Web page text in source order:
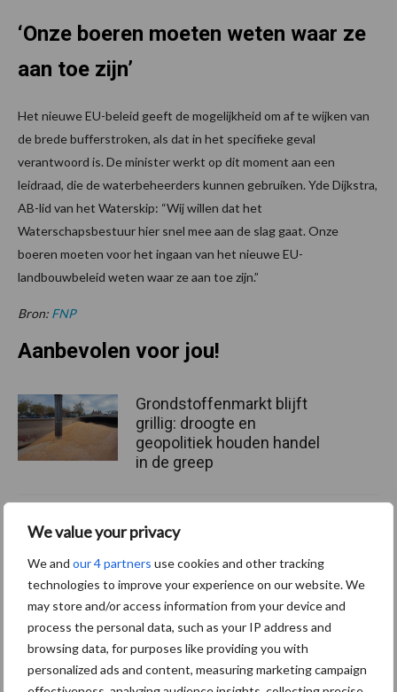
We value your privacy
We and our 4 partners use cookies and other tracking
technologies to improve your experience on our website. We
may store and/or access information from your device and
process the personal data, such as your IP address and
browsing data, for purposes like providing you with
personalized ads and content, measuring marketing campaign
‘Onze boeren moeten weten waar ze
aan toe zijn’
Het nieuwe EU-beleid geeft de mogelijkheid om af te wijken van
de brede bufferstroken, als dat in het specifieke geval
verantwoord is. De minister werkt op dit moment aan een
leidraad, die de waterbeheerders kunnen gebruiken. Yde Dijkstra,
AB-lid van het Waterskip: “Wij willen dat het
Waterschapsbestuur hier snel mee aan de slag gaat. Onze
boeren moeten voor het ingaan van het nieuwe EU-
landbouwbeleid weten waar ze aan toe zijn.”
Bron: FNP
Aanbevolen voor jou!
Grondstoffenmarkt blijft
grillig: droogte en
geopolitiek houden handel
in de greep
De speenhuid: een vaak
onderschatte risicofactor
voor mastitis
ForFarmers ziet volume en
marktaandeel groeien in
krimpende Nederlandse